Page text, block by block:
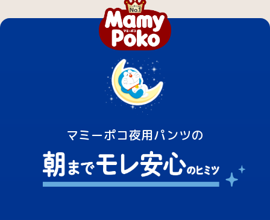
マミーポコ夜用パンツの